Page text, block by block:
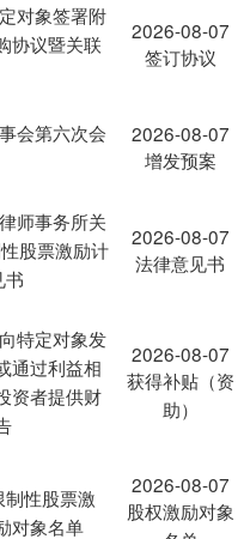
对象签署附
协议暨关联
2026-08-07
签订协议
会第六次会
2026-08-07
增发预案
师事务所关
股票激励计
书
2026-08-07
法律意见书
特定对象发
通过利益相
资者提供财
2026-08-07
获得补贴（资
助）
性股票激
对象名单
2026-08-07
股权激励对象